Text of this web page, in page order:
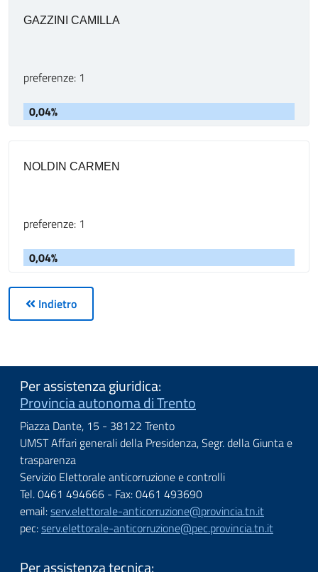
GAZZINI CAMILLA
preferenze: 1
0,04%
NOLDIN CARMEN
preferenze: 1
0,04%
Indietro
Per assistenza giuridica:
Provincia autonoma di Trento
Piazza Dante, 15 - 38122 Trento
UMST Affari generali della Presidenza, Segr. della Giunta e
trasparenza
Servizio Elettorale anticorruzione e controlli
Tel. 0461 494666 - Fax: 0461 493690
email:serv.elettorale-anticorruzione@provincia.tn.it
pec:serv.elettorale-anticorruzione@pec.provincia.tn.it
Per assistenza tecnica: